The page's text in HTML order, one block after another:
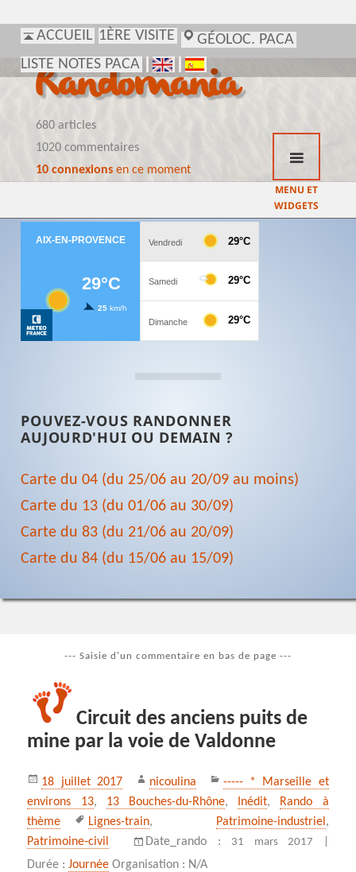
ACCUEIL 1ÈRE VISITE
GÉOLOC. PACA
LISTE NOTES PACA
Randomania
680 articles
1020 commentaires
10 connexionsen ce moment
MENU ET
WIDGETS
POUVEZ-VOUS RANDONNER
AUJOURD'HUI OU DEMAIN ?
Carte du 04 (du 25/06 au 20/09 au moins)
Carte du 13 (du 01/06 au 30/09)
Carte du 83 (du 21/06 au 20/09)
Carte du 84 (du 15/06 au 15/09)
--- Saisie d'un commentaire en bas de page ---
Circuit des anciens puits de
mine par la voie de Valdonne
Publié
le
18 juillet 2017 Auteur
nicoulina Catégories
----- * Marseille et
environs 13, 13 Bouches-du-Rhône, Inédit,
Rando à
thème
Mots-
clés
Lignes-train, Patrimoine-industriel ,
Patrimoine‑civil
Date_rando : 31 mars 2017 |
Durée :Journée Organisation : N/A